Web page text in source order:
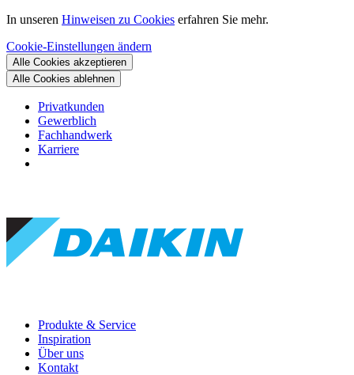
In unseren Hinweisen zu Cookies erfahren Sie mehr.
Cookie-Einstellungen ändern
Alle Cookies akzeptieren
Alle Cookies ablehnen
Privatkunden
Gewerblich
Fachhandwerk
Karriere
Produkte & Service
Inspiration
Über uns
Kontakt